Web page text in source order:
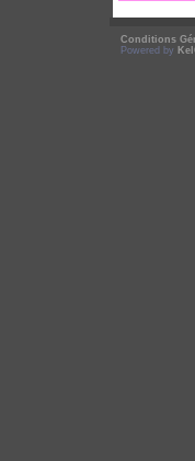
Conditions
Powered by